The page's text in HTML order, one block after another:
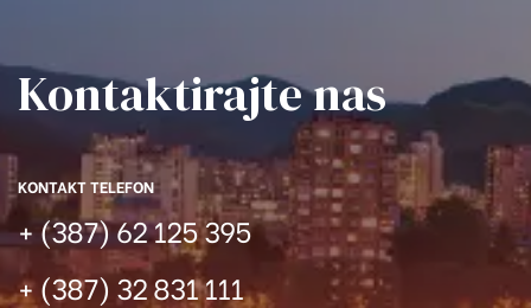
Kontaktirajte nas​
KONTAKT TELEFON
+ (387) 62 125 395
+ (387) 32 831 111